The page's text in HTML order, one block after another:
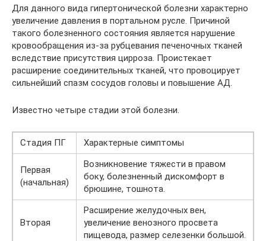
Для данного вида гипертонической болезни характерно
увеличение давления в портальном русле. Причиной
такого болезненного состояния является нарушение
кровообращения из-за рубцевания печеночных тканей
вследствие присутствия цирроза. Проистекает
расширение соединительных тканей, что провоцирует
сильнейший спазм сосудов головы и повышение АД.
Известно четыре стадии этой болезни.
Стадия ПГ Характерные симптомы
Первая
(начальная)
Возникновение тяжести в правом
боку, болезненный дискомфорт в
брюшине, тошнота.
Вторая
Расширение желудочных вен,
увеличение венозного просвета
пищевода, размер селезенки большой.